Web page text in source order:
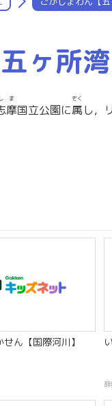
ヶ所湾
摩
ま
国立公園に属
ぞく
し，
ん【国際河川】